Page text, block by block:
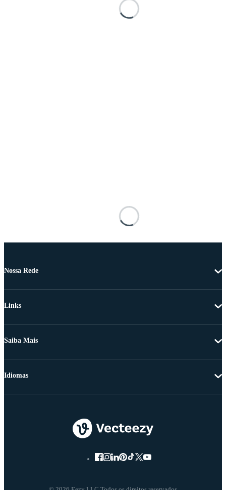
Nossa Rede
Links
Saiba Mais
Idiomas